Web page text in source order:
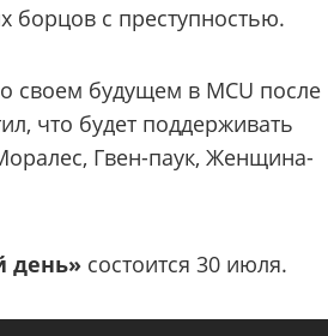
борцов с преступностью.
своем будущем в MCU после
что будет поддерживать
Гвен-паук, Женщина-
день» состоится 30 июля.